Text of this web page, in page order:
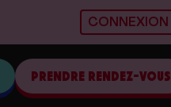
CONNEXION
PRENDRE RENDEZ-VOUS